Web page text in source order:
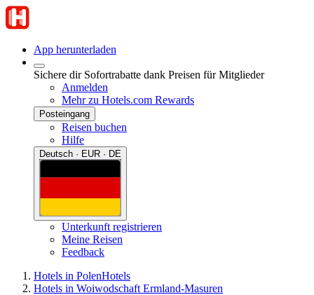
App herunterladen
Sichere dir Sofortrabatte dank Preisen für Mitglieder
Anmelden
Mehr zu Hotels.com Rewards
Posteingang
Reisen buchen
Hilfe
Deutsch · EUR · DE
Unterkunft registrieren
Meine Reisen
Feedback
Hotels in PolenHotels
Hotels in Woiwodschaft Ermland-Masuren